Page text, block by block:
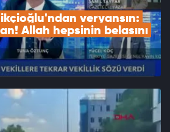
veryansın:
Allah hepsinin belasını